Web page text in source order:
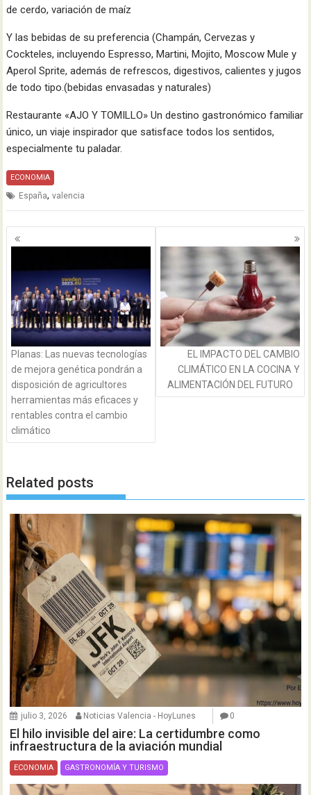
de cerdo, variación de maíz
Y las bebidas de su preferencia (Champán, Cervezas y
Cockteles, incluyendo Espresso, Martini, Mojito, Moscow Mule y
Aperol Sprite, además de refrescos, digestivos, calientes y jugos
de todo tipo.(bebidas envasadas y naturales)
Restaurante «AJO Y TOMILLO» Un destino gastronómico familiar
único, un viaje inspirador que satisface todos los sentidos,
especialmente tu paladar.
ECONOMIA
España,valencia
Navegación
de
entradas
Planas: Las nuevas tecnologías
de mejora genética pondrán a
disposición de agricultores
herramientas más eficaces y
rentables contra el cambio
climático
EL IMPACTO DEL CAMBIO
CLIMÁTICO EN LA COCINA Y
ALIMENTACIÓN DEL FUTURO
Related posts
julio 3, 2026 Noticias Valencia - HoyLunes 0
El hilo invisible del aire: La certidumbre como
infraestructura de la aviación mundial
ECONOMIA GASTRONOMÍA Y TURISMO